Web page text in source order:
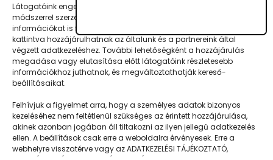
Látogatóink engedélyével mi és a partnereink eszközleolvasásos
módszerrel szerzett geolokációs adatokat és azonosítási
információkat is felhasználhatunk. Látogatóink a megfelelő helyre
kattintva hozzájárulhatnak az általunk és a partnereink által
végzett adatkezeléshez. További lehetőségként a hozzájárulás
megadása vagy elutasítása előtt látogatóink részletesebb
információkhoz juthatnak, és megváltoztathatják kereső-
beállításaikat.
Felhívjuk a figyelmet arra, hogy a személyes adatok bizonyos
kezeléséhez nem feltétlenül szükséges az érintett hozzájárulása,
akinek azonban jogában áll tiltakozni az ilyen jellegű adatkezelés
ellen. A beállítások csak erre a weboldalra érvényesek. Erre a
webhelyre visszatérve vagy az ADATKEZELÉSI TÁJÉKOZTATÓ,
Napközisgyerektábor.hu
Táboringer
Egyveleg